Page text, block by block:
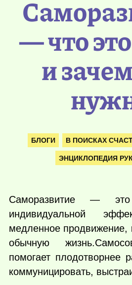
— что
и
БЛОГИ В ПОИСКАХ
ЭНЦИКЛОПЕДИЯ
Саморазвитие —
индивидуальной
медленное продвижение,
обычную
помогает плодотворнее
коммуницировать,